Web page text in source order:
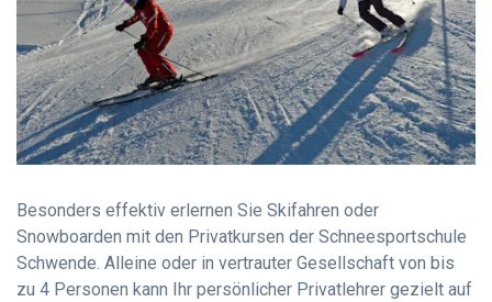
Besonders effektiv erlernen Sie Skifahren oder
Snowboarden mit den Privatkursen der Schneesportschule
Schwende. Alleine oder in vertrauter Gesellschaft von bis
zu 4 Personen kann Ihr persönlicher Privatlehrer gezielt auf